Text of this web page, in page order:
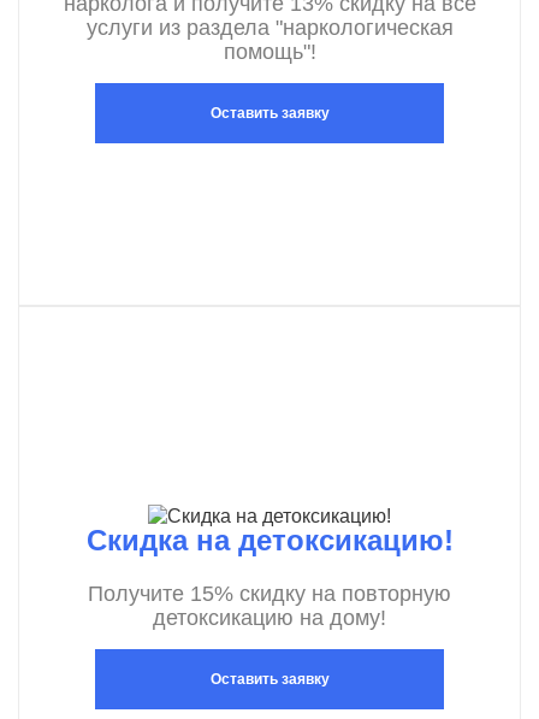
услуги из раздела "наркологическая
помощь"!
Оставить заявку
Скидка на детоксикацию!
Получите 15% скидку на повторную
детоксикацию на дому!
Оставить заявку